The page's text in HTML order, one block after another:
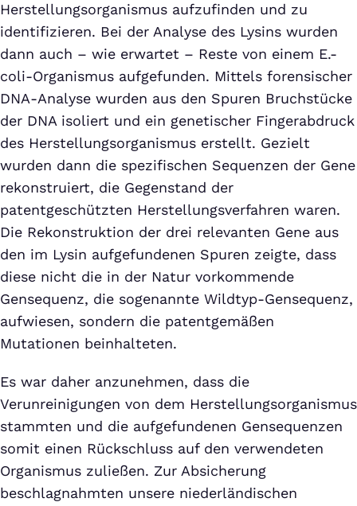
Herstellungsorganismus aufzufinden und zu
identifizieren. Bei der Analyse des Lysins wurden
dann auch – wie erwartet – Reste von einem E.-
coli-Organismus aufgefunden. Mittels forensischer
DNA-Analyse wurden aus den Spuren Bruchstücke
der DNA isoliert und ein genetischer Fingerabdruck
des Herstellungsorganismus erstellt. Gezielt
wurden dann die spezifischen Sequenzen der Gene
rekonstruiert, die Gegenstand der
patentgeschützten Herstellungsverfahren waren.
Die Rekonstruktion der drei relevanten Gene aus
den im Lysin aufgefundenen Spuren zeigte, dass
diese nicht die in der Natur vorkommende
Gensequenz, die sogenannte Wildtyp-Gensequenz,
aufwiesen, sondern die patentgemäßen
Mutationen beinhalteten.
Es war daher anzunehmen, dass die
Verunreinigungen von dem Herstellungsorganismus
stammten und die aufgefundenen Gensequenzen
somit einen Rückschluss auf den verwendeten
Organismus zuließen. Zur Absicherung
beschlagnahmten unsere niederländischen